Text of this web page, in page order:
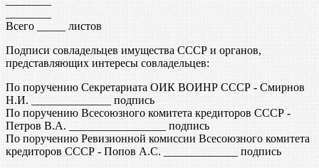
Всего _____ листов
Подписи совладельцев имущества СССР и органов,
представляющих интересы совладельцев:
По поручению Секретариата ОИК ВОИНР СССР - Смирнов
Н.И. ______________ подпись
По поручению Всесоюзного комитета кредиторов СССР -
Петров В.А. _________________ подпись
По поручению Ревизионной комиссии Всесоюзного комитета
кредиторов СССР - Попов А.С. _____________ подпись